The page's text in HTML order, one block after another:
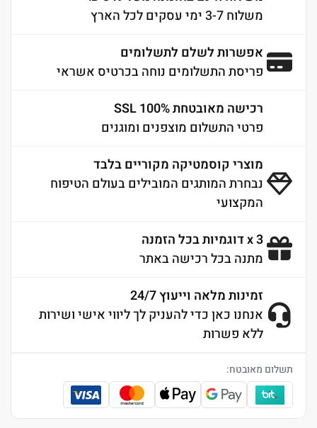
משלוח 3-7 ימי עסקים לכל הארץ
אפשרות לשלם לתשלומים
פריסת התשלומים נוחה בכרטיס אשראי
רכישה מאובטחת 100% SSL
פרטי התשלום מוצפנים ומוגנים
מוצרי קוסמטיקה מקוריים בלבד
נבחרת המותגים המובילים בעולם הטיפוח
המקצועי
3 x דוגמיות בכל הזמנה
מתנה בכל רכישה באתר
זמינות מלאה וייעוץ 24/7
אנחנו כאן כדי להעניק לך ליווי אישי ושירות
ללא פשרות
תשלום מאובטח: